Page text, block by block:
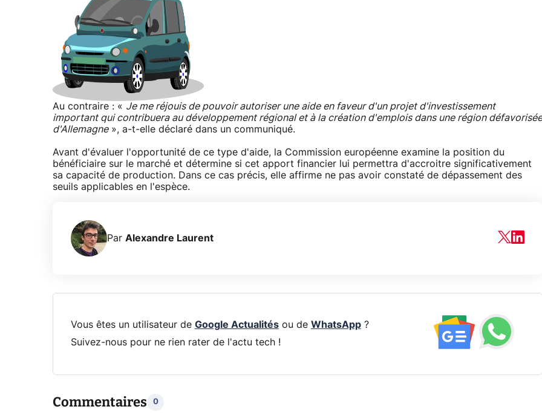
Au contraire : « Je me réjouis de pouvoir autoriser une aide en faveur d'un projet d'investissement
important qui contribuera au développement régional et à la création d'emplois dans une région défavorisée
d'Allemagne», a-t-elle déclaré dans un communiqué.
Avant d'évaluer l'opportunité de ce type d'aide, la Commission européenne examine la position du
bénéficiaire sur le marché et détermine si cet apport financier lui permettra d'accroitre significativement
sa capacité de production. Dans ce cas précis, elle affirme ne pas avoir constaté de dépassement des
seuils applicables en l'espèce.
Par Alexandre Laurent
Vous êtes un utilisateur de Google Actualitésou de WhatsApp?
Suivez-nous pour ne rien rater de l'actu tech !
Commentaires 0